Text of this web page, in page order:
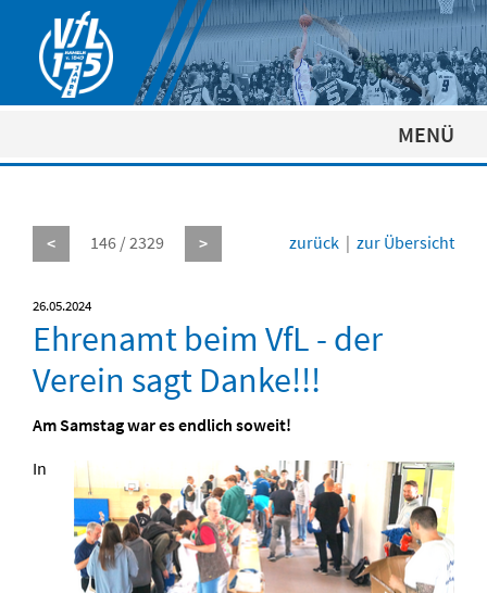
MENÜ
< 146 / 2329 > zurück | zur Übersicht
26.05.2024
Ehrenamt beim VfL - der
Verein sagt Danke!!!
Am Samstag war es endlich soweit!
In